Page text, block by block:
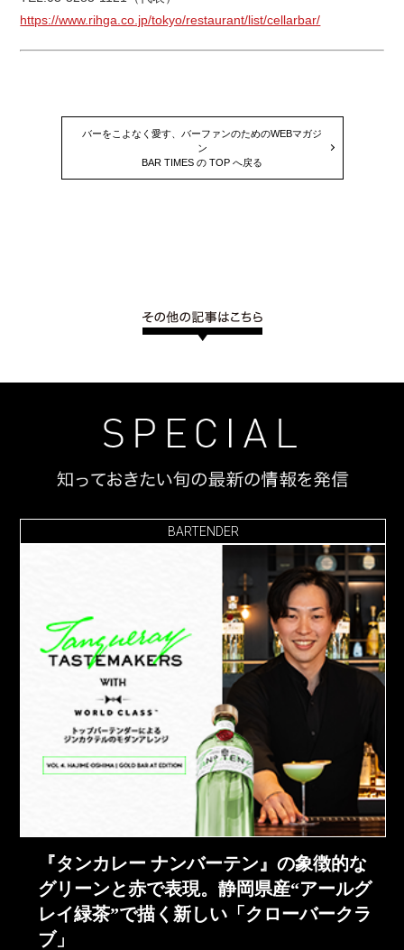
https://www.rihga.co.jp/tokyo/restaurant/list/cellarbar/
バーをこよなく愛す、バーファンのためのWEBマガジ
ン
BAR TIMES の TOP へ戻る
BARTENDER
『タンカレー ナンバーテン』の象徴的な
グリーンと赤で表現。静岡県産“アールグ
レイ緑茶”で描く新しい「クローバークラ
ブ」